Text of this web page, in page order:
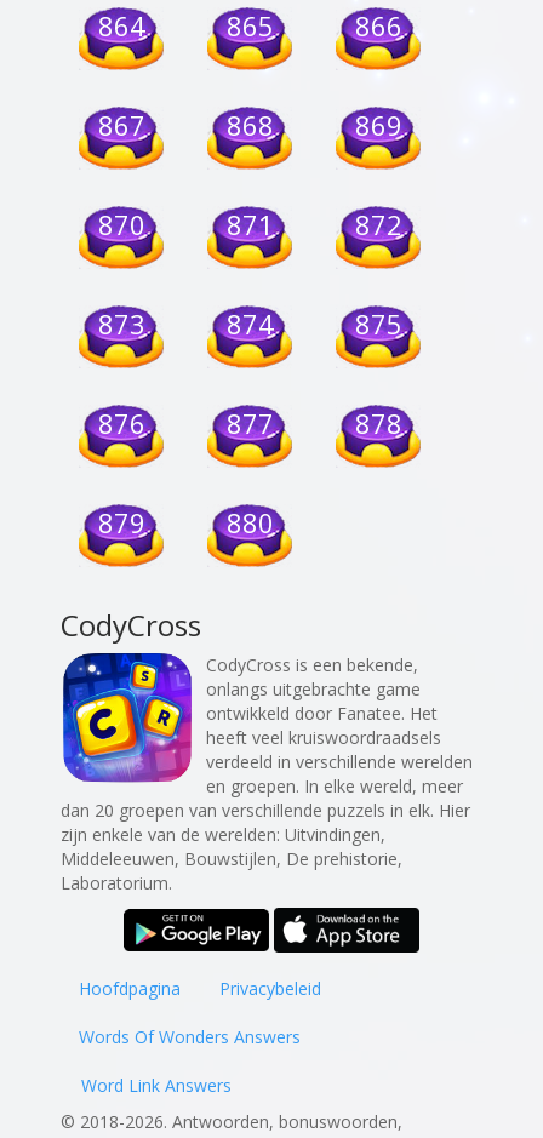
864 865 866
867 868 869
870 871 872
873 874 875
876 877 878
879 880
CodyCross
CodyCross is een bekende,
onlangs uitgebrachte game
ontwikkeld door Fanatee. Het
heeft veel kruiswoordraadsels
verdeeld in verschillende werelden
en groepen. In elke wereld, meer
dan 20 groepen van verschillende puzzels in elk. Hier
zijn enkele van de werelden: Uitvindingen,
Middeleeuwen, Bouwstijlen, De prehistorie,
Laboratorium.
Hoofdpagina Privacybeleid
Words Of Wonders Answers
Word Link Answers
© 2018-2026. Antwoorden, bonuswoorden,